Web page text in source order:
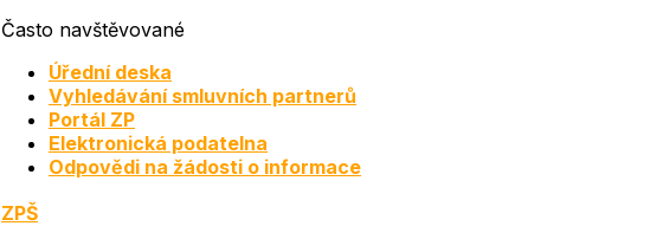
Často navštěvované
Úřední deska
Vyhledávání smluvních partnerů
Portál ZP
Elektronická podatelna
Odpovědi na žádosti o informace
ZPŠ